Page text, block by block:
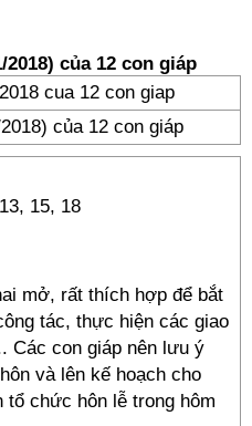
của 12 con giáp
của 12 con giáp
15, 18
mở, rất thích hợp để bắt
tác, thực hiện các giao
Các con giáp nên lưu ý
và lên kế hoạch cho
chức hôn lễ trong hôm